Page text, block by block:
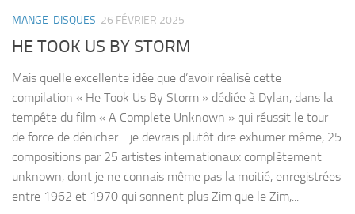
MANGE-DISQUES 26 FÉVRIER 2025
HE TOOK US BY STORM
Mais quelle excellente idée que d’avoir réalisé cette
compilation « He Took Us By Storm » dédiée à Dylan, dans la
tempête du film « A Complete Unknown » qui réussit le tour
de force de dénicher… je devrais plutôt dire exhumer même, 25
compositions par 25 artistes internationaux complètement
unknown, dont je ne connais même pas la moitié, enregistrées
entre 1962 et 1970 qui sonnent plus Zim que le Zim,...